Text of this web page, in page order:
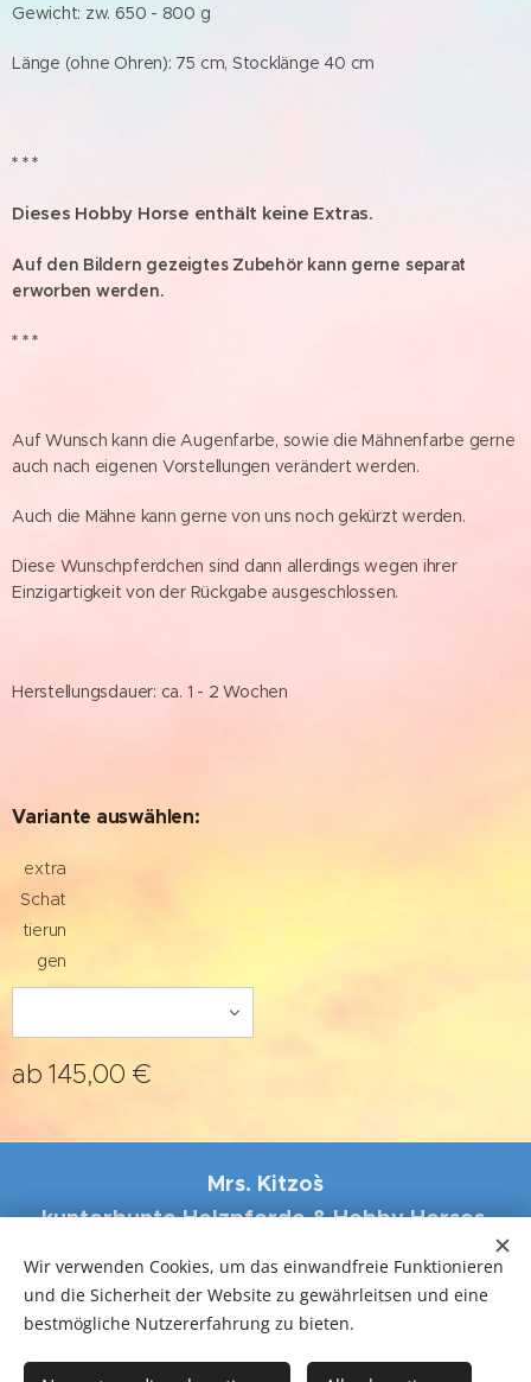
Gewicht: zw. 650 - 800 g
Länge (ohne Ohren): 75 cm, Stocklänge 40 cm
* * *
Dieses Hobby Horse enthält keine Extras.
Auf den Bildern gezeigtes Zubehör kann gerne separat
erworben werden.
* * *
Auf Wunsch kann die Augenfarbe, sowie die Mähnenfarbe gerne
auch nach eigenen Vorstellungen verändert werden.
Auch die Mähne kann gerne von uns noch gekürzt werden.
Diese Wunschpferdchen sind dann allerdings wegen ihrer
Einzigartigkeit von der Rückgabe ausgeschlossen.
Herstellungsdauer: ca. 1 - 2 Wochen
Variante auswählen:
extra
Schat
tierun
gen
ab145,00 €
Mrs. Kitzo``s
kunterbunte Holzpferde & Hobby Horses,
Cookies
Wir verwenden Cookies, um das einwandfreie Funktionieren
und die Sicherheit der Website zu gewährleitsen und eine
bestmögliche Nutzererfahrung zu bieten.